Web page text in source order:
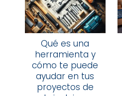
Qué es una
herramienta y
cómo te puede
ayudar en tus
proyectos de